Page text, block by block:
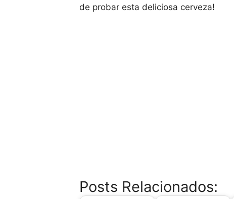
de probar esta deliciosa cerveza!
Posts Relacionados: